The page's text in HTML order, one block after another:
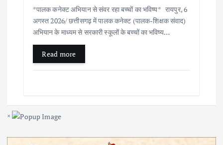
*पालक कनेक्ट अभियान से संवर रहा बच्चों का भविष्य* रायपुर, 6
अगस्त 2026/ छत्तीसगढ़ में पालक कनेक्ट (पालक-शिक्षक संवाद)
अभियान के माध्यम से सरकारी स्कूलों के बच्चों का भविष्य…
Read more
×